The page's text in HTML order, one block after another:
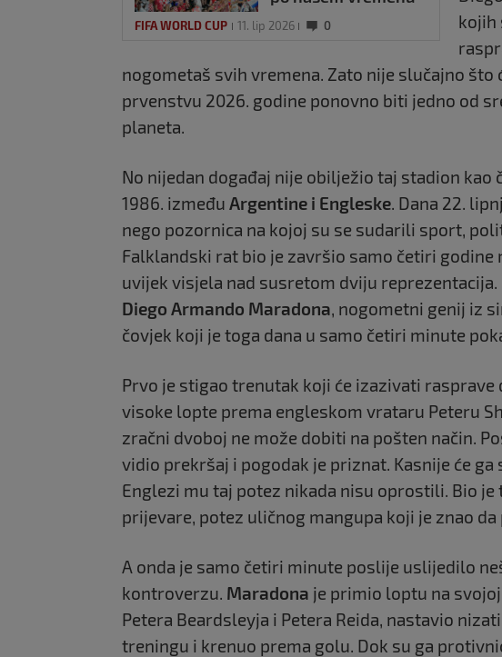
FIFA WORLD CUP 11. lip 2026 0
kojih
nogometaš svih vremena. Zato nije slučajno što
prvenstvu 2026. godine ponovno biti jedno od
planeta.
No nijedan događaj nije obilježio taj stadion
1986. između Argentine i Engleske. Dana 22.
nego pozornica na kojoj su se sudarili sport,
Falklandski rat bio je završio samo četiri godine
uvijek visjela nad susretom dviju
Diego Armando Maradona, nogometni genij iz
čovjek koji je toga dana u samo četiri minute
Prvo je stigao trenutak koji će izazivati rasprave
visoke lopte prema engleskom vrataru Peteru
zračni dvoboj ne može dobiti na pošten način.
vidio prekršaj i pogodak je priznat. Kasnije će ga
Englezi mu taj potez nikada nisu oprostili. Bio
prijevare, potez uličnog mangupa koji je znao
A onda je samo četiri minute poslije uslijedilo
kontroverzu. Maradona je primio loptu na
Petera Beardsleyja i Petera Reida, nastavio
treningu i krenuo prema golu. Dok su ga